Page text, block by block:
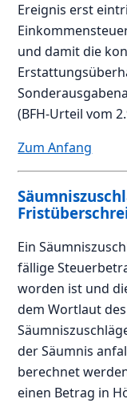
Ereignis erst
und damit die
(BFH-Urteil vom
Zum Anfang
Ein
fällige
worden ist und
dem Wortlaut
der Säumnis
berechnet
einen Betrag in